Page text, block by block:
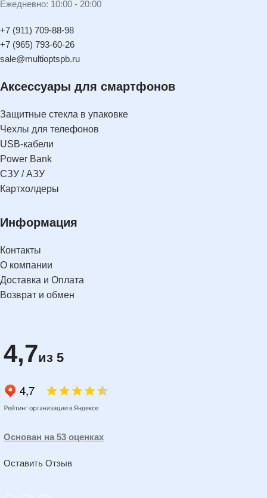
Ежедневно: 10:00 - 20:00
+7 (911) 709-88-98
+7 (965) 793-60-26
sale@multioptspb.ru
Аксессуары для смартфонов
Защитные стекла в упаковке
Чехлы для телефонов
USB-кабели
Power Bank
СЗУ / АЗУ
Картхолдеры
Информация
Контакты
О компании
Доставка и Оплата
Возврат и обмен
4,7из 5
Основан на 53 оценках
Оставить Отзыв